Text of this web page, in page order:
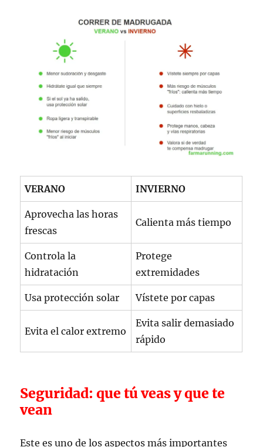
VERANO INVIERNO
Aprovecha las horas
frescas
Calienta más tiempo
Controla la
hidratación
Protege
extremidades
Usa protección solar Vístete por capas
Evita el calor extremo
Evita salir demasiado
rápido
Seguridad: que tú veas y que te
vean
Este es uno de los aspectos más importantes